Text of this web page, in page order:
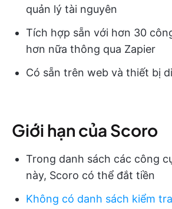
quản lý tài nguyên
Tích hợp sẵn với hơn 30
hơn nữa thông qua Zapier
Có sẵn trên web và thiết bị
Giới hạn của Scoro
Trong danh sách các công
này, Scoro có thể đắt tiền
Không có danh sách kiểm